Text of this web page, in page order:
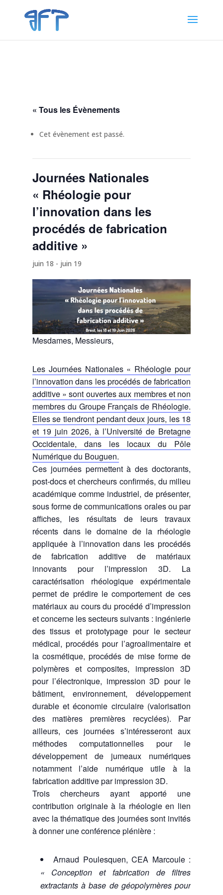
« Tous les Évènements
Cet évènement est passé.
Journées Nationales
« Rhéologie pour
l’innovation dans les
procédés de fabrication
additive »
juin 18 - juin 19
Mesdames, Messieurs,
Les Journées Nationales « Rhéologie pour
l’innovation dans les procédés de fabrication
additive » sont ouvertes aux membres et non
membres du Groupe Français de Rhéologie.
Elles se tiendront pendant deux jours, les 18
et 19 juin 2026, à l’Université de Bretagne
Occidentale, dans les locaux du Pôle
Numérique du Bouguen.
Ces journées permettent à des doctorants,
post-docs et chercheurs confirmés, du milieu
académique comme industriel, de présenter,
sous forme de communications orales ou par
affiches, les résultats de leurs travaux
récents dans le domaine de la rhéologie
appliquée à l’innovation dans les procédés
de fabrication additive de matériaux
innovants pour l’impression 3D. La
caractérisation rhéologique expérimentale
permet de prédire le comportement de ces
matériaux au cours du procédé d’impression
et concerne les secteurs suivants : ingénierie
des tissus et prototypage pour le secteur
médical, procédés pour l’agroalimentaire et
la cosmétique, procédés de mise forme de
polymères et composites, impression 3D
pour l’électronique, impression 3D pour le
bâtiment, environnement, développement
durable et économie circulaire (valorisation
des matières premières recyclées). Par
ailleurs, ces journées s’intéresseront aux
méthodes computationnelles pour le
développement de jumeaux numériques
notamment l’aide numérique utile à la
fabrication additive par impression 3D.
Trois chercheurs ayant apporté une
contribution originale à la rhéologie en lien
avec la thématique des journées sont invités
à donner une conférence plénière :
Arnaud Poulesquen, CEA Marcoule :
« Conception et fabrication de filtres
extractants à base de géopolymères pour